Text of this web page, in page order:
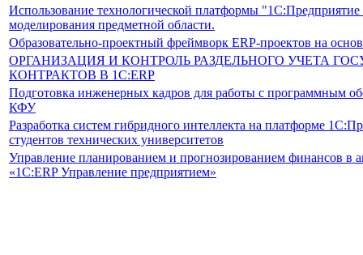
Использование технологической платформы "1С:Предприятие
моделирования предметной области.
Образовательно-проектный фреймворк ERP-проектов на
ОРГАНИЗАЦИЯ И КОНТРОЛЬ РАЗДЕЛЬНОГО УЧЕТА
КОНТРАКТОВ В 1С:ERP
Подготовка инженерных кадров для работы с программным
КФУ
Разработка систем гибридного интеллекта на платформе
студентов технических университетов
Управление планированием и прогнозированием финансов в
«1С:ERP Управление предприятием»